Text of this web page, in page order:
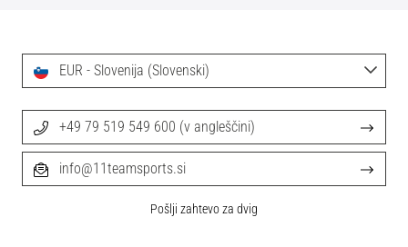
1. 7. 2025
Play
for
More
Victories
EUR - Slovenija (Slovenski)
+49 79 519 549 600 (v angleščini)
info@11teamsports.si
Pošlji zahtevo za dvig